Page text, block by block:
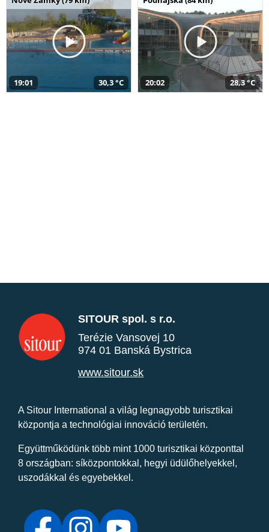
19:01 30,3 °C 20:02 28,3 °C
SITOUR spol. s r.o.
Terézie Vansovej 10
974 01 Banská Bystrica
www.sitour.sk
A Sitour International a világ legnagyobb turisztikai
központja a technológiai innováció területén.
Együttműködünk több mint 1000 turisztikai központtal
8 országban: síközpontokkal, hegyi üdülőhelyekkel,
uszodákkal és egyebekkel.